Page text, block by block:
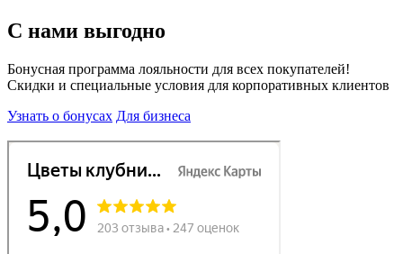
С нами выгодно
Бонусная программа лояльности для всех покупателей!
Скидки и специальные условия для корпоративных клиентов
Узнать о бонусах Для бизнеса